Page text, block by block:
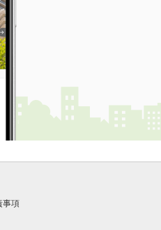
事項